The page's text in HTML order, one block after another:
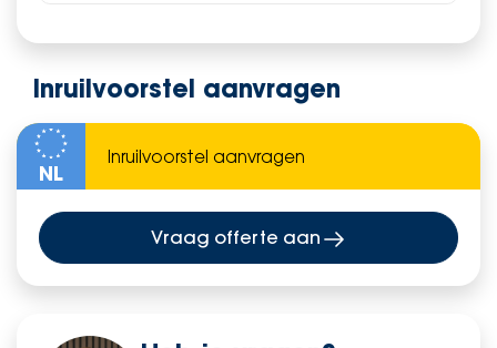
Inruilvoorstel aanvragen
NL
Vraag offerte aan